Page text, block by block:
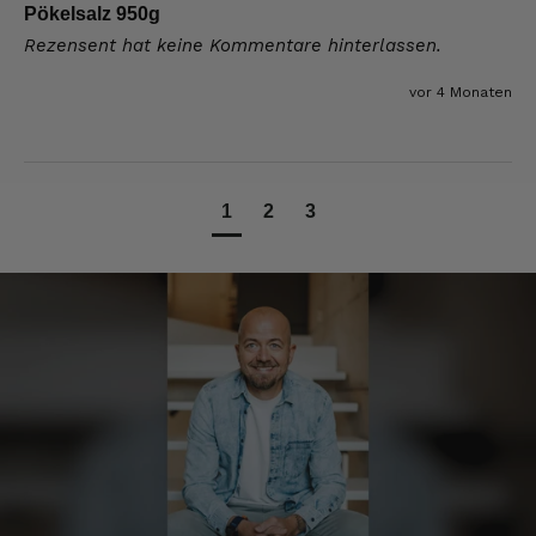
Pökelsalz 950g
Rezensent hat keine Kommentare hinterlassen.
vor 4 Monaten
1 2 3
Wünsche zu erfüllen !! Vielen Dank dafür!!
Verifizierter Kunde
Verifizierter Kunde
Hallo Ich konnte erst heute mein Paket
abholen , bin sehr überrascht kann Euch nur
weiter empfehlen Lg Roland Rihaczek